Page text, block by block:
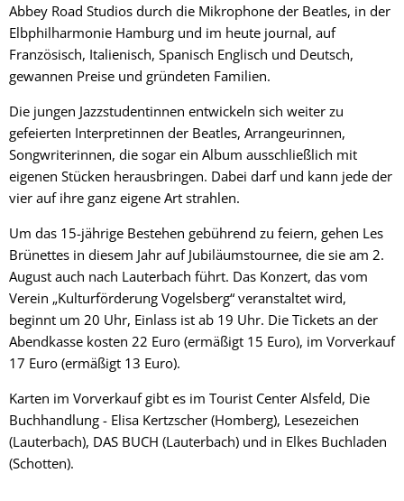
Abbey Road Studios durch die Mikrophone der Beatles, in der
Elbphilharmonie Hamburg und im heute journal, auf
Französisch, Italienisch, Spanisch Englisch und Deutsch,
gewannen Preise und gründeten Familien.
Die jungen Jazzstudentinnen entwickeln sich weiter zu
gefeierten Interpretinnen der Beatles, Arrangeurinnen,
Songwriterinnen, die sogar ein Album ausschließlich mit
eigenen Stücken herausbringen. Dabei darf und kann jede der
vier auf ihre ganz eigene Art strahlen.
Um das 15-jährige Bestehen gebührend zu feiern, gehen Les
Brünettes in diesem Jahr auf Jubiläumstournee, die sie am 2.
August auch nach Lauterbach führt. Das Konzert, das vom
Verein „Kulturförderung Vogelsberg“ veranstaltet wird,
beginnt um 20 Uhr, Einlass ist ab 19 Uhr. Die Tickets an der
Abendkasse kosten 22 Euro (ermäßigt 15 Euro), im Vorverkauf
17 Euro (ermäßigt 13 Euro).
Karten im Vorverkauf gibt es im Tourist Center Alsfeld, Die
Buchhandlung - Elisa Kertzscher (Homberg), Lesezeichen
(Lauterbach), DAS BUCH (Lauterbach) und in Elkes Buchladen
(Schotten).